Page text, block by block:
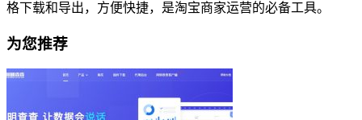
格下载和导出，方便快捷，是淘宝商家运营的必备工具。
为您推荐